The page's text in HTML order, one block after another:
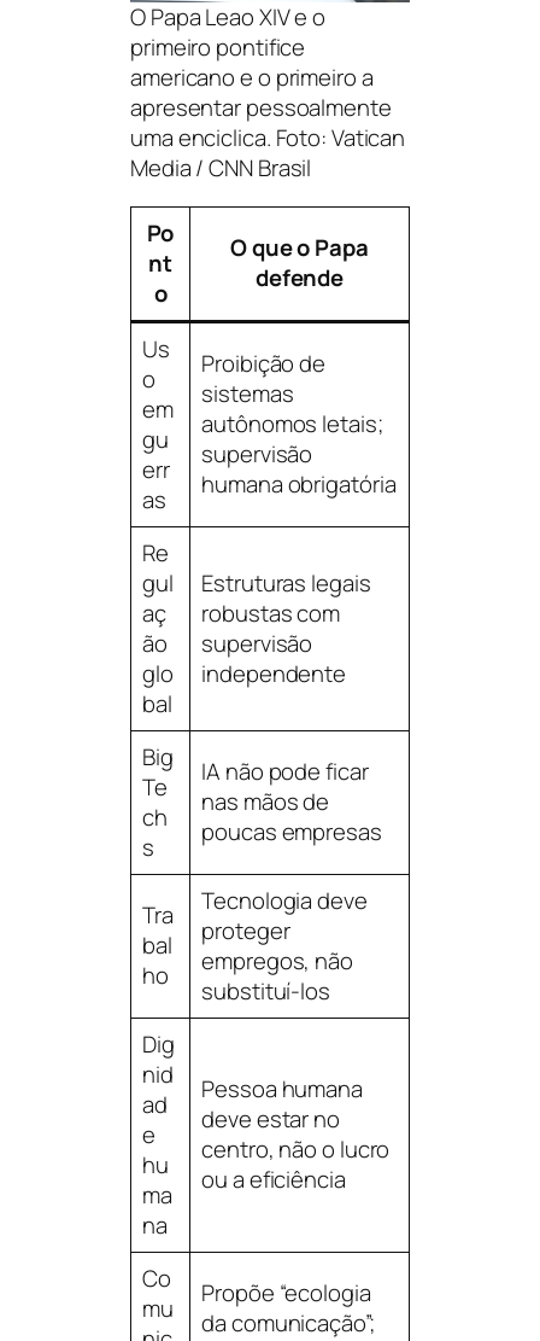
O Papa Leao XIV e o
primeiro pontifice
americano e o primeiro a
apresentar pessoalmente
uma enciclica. Foto: Vatican
Media / CNN Brasil
Po
nt
o
O que o Papa
defende
Us
o
em
gu
err
as
Proibição de
sistemas
autônomos letais;
supervisão
humana obrigatória
Re
gul
aç
ão
glo
bal
Estruturas legais
robustas com
supervisão
independente
Big
Te
ch
s
IA não pode ficar
nas mãos de
poucas empresas
Tra
bal
ho
Tecnologia deve
proteger
empregos, não
substituí-los
Dig
nid
ad
e
hu
ma
na
Pessoa humana
deve estar no
centro, não o lucro
ou a eficiência
Co
mu
Propõe “ecologia
da comunicação”;